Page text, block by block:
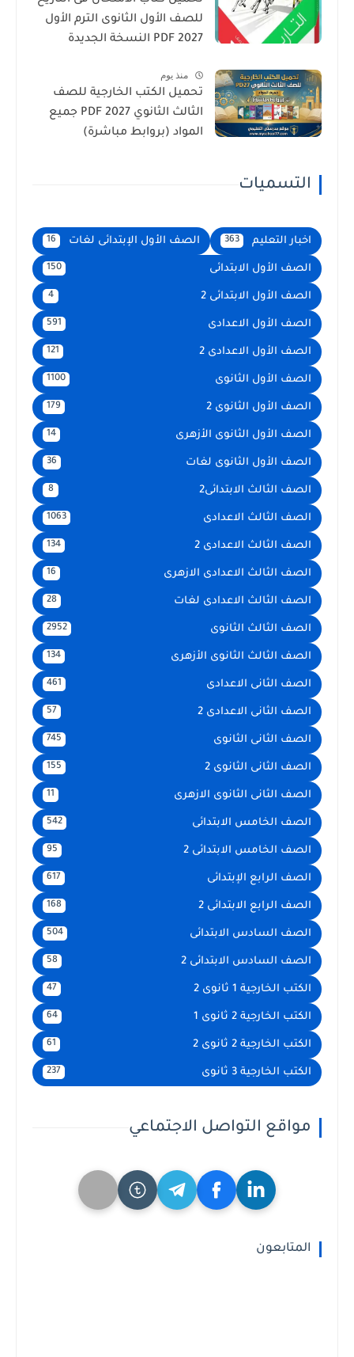
للصف الأول الثانوى الترم الأول
2027 PDF النسخة الجديدة
منذ يوم
تحميل الكتب الخارجية للصف
الثالث الثانوي 2027 PDF جميع
المواد (بروابط مباشرة)
التسميات
اخبار التعليم 363 الصف الأول الإبتدائى لغات 16
الصف الأول الابتدائى 150
الصف الأول الابتدائى 2 4
الصف الأول الاعدادى 591
الصف الأول الاعدادى 2 121
الصف الأول الثانوى 1100
الصف الأول الثانوى 2 179
الصف الأول الثانوى الأزهرى 14
الصف الأول الثانوى لغات 36
الصف الثالث الابتدائى2 8
الصف الثالث الاعدادى 1063
الصف الثالث الاعدادى 2 134
الصف الثالث الاعدادى الازهرى 16
الصف الثالث الاعدادى لغات 28
الصف الثالث الثانوى 2952
الصف الثالث الثانوى الأزهرى 134
الصف الثانى الاعدادى 461
الصف الثانى الاعدادى 2 57
الصف الثانى الثانوى 745
الصف الثانى الثانوى 2 155
الصف الثانى الثانوى الازهرى 11
الصف الخامس الابتدائى 542
الصف الخامس الابتدائى 2 95
الصف الرابع الإبتدائى 617
الصف الرابع الابتدائى 2 168
الصف السادس الابتدائى 504
الصف السادس الابتدائى 2 58
الكتب الخارجية 1 ثانوى 2 47
الكتب الخارجية 2 ثانوى 1 64
الكتب الخارجية 2 ثانوى 2 61
الكتب الخارجية 3 ثانوى 237
مواقع التواصل الاجتماعي
المتابعون